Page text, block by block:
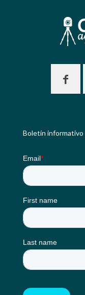
Boletín informativo